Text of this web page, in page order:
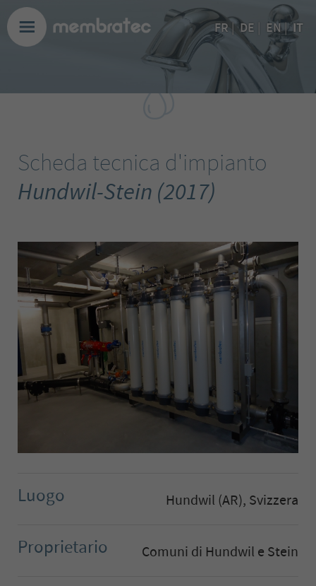
FR| DE EN| IT
Scheda tecnica d'impianto
Hundwil-Stein (2017)
Luogo Hundwil (AR), Svizzera
Proprietario Comuni di Hundwil e Stein